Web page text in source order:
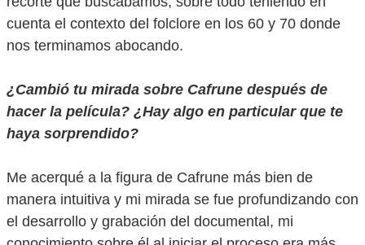
cuenta el contexto del folclore en los 60 y 70 donde
nos terminamos abocando.
¿Cambió tu mirada sobre Cafrune después de
hacer la película? ¿Hay algo en particular que te
haya sorprendido?
Me acerqué a la figura de Cafrune más bien de
manera intuitiva y mi mirada se fue profundizando con
el desarrollo y grabación del documental, mi